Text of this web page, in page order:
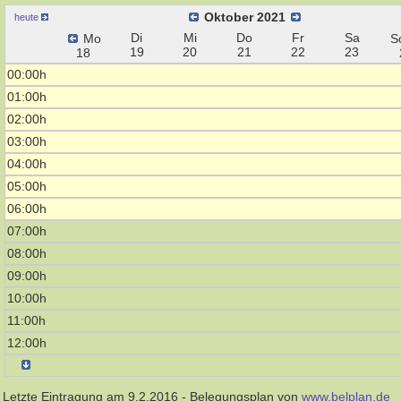
heute
Oktober 2021
Mo
18
Di
19
Mi
20
Do
21
Fr
22
Sa
23
00:00h
01:00h
02:00h
03:00h
04:00h
05:00h
06:00h
07:00h
08:00h
09:00h
10:00h
11:00h
12:00h
Letzte Eintragung am 9.2.2016 - Belegungsplan von www.belplan.de